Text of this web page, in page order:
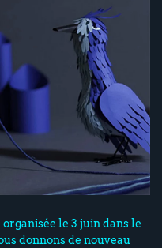
le 3 juin dans le
donnons de nouveau